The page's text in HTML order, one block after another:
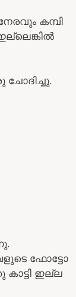
കമ്പി
ഫോട്ടോ
ഇല്ല